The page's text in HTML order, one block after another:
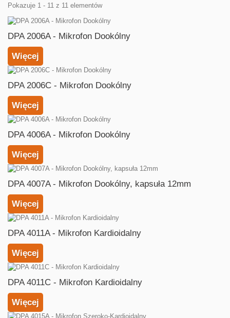
Pokazuje 1 - 11 z 11 elementów
DPA 2006A - Mikrofon Dookólny
Więcej
DPA 2006C - Mikrofon Dookólny
Więcej
DPA 4006A - Mikrofon Dookólny
Więcej
DPA 4007A - Mikrofon Dookólny, kapsuła 12mm
Więcej
DPA 4011A - Mikrofon Kardioidalny
Więcej
DPA 4011C - Mikrofon Kardioidalny
Więcej